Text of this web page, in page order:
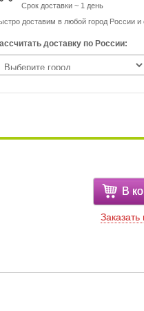
Срок доставки ~ 1 день
доставим в любой город России и
доставку по России:
В
Заказать